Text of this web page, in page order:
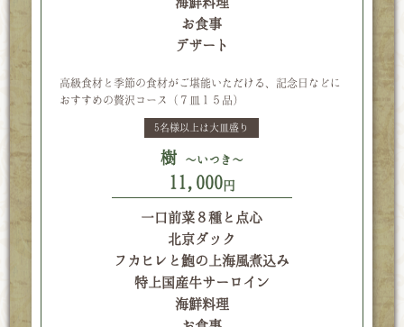
お食事
デザート
高級食材と季節の食材がご堪能いただける、記念日などに
おすすめの贅沢コース（７皿１５品）
5名様以上は大皿盛り
樹 ～いつき～
11,000円
一口前菜８種と点心
北京ダック
フカヒレと鮑の上海風煮込み
特上国産牛サーロイン
海鮮料理